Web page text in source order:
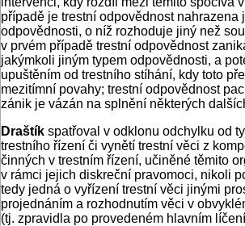
případě je trestní odpovědnost nahrazena
odpovědnosti, o níž rozhoduje jiný než
v prvém případě trestní odpovědnost
jakýmkoli jiným typem odpovědnosti, a
upuštěním od trestního stíhání, kdy toto
mezitímní povahy; trestní odpovědnost
zánik je vázán na splnění některých
Draštík spatřoval v odklonu odchylku od
trestního řízení či vynětí trestní věci z
činných v trestním řízení, učiněné těmito
v rámci jejich diskreční pravomoci, nikoli
tedy jedná o vyřízení trestní věci jinými
projednáním a rozhodnutím věci v
(tj. zpravidla po provedeném hlavním